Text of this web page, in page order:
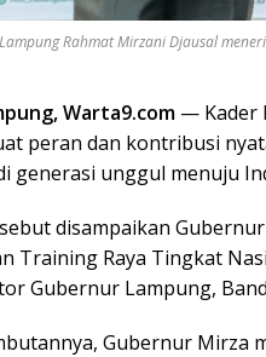
Rahmat Mirzani Djausal
Warta9.com — Kader
peran dan kontribusi
generasi unggul menuju
disampaikan
Training Raya Tingkat
Gubernur Lampung,
Gubernur Mirza